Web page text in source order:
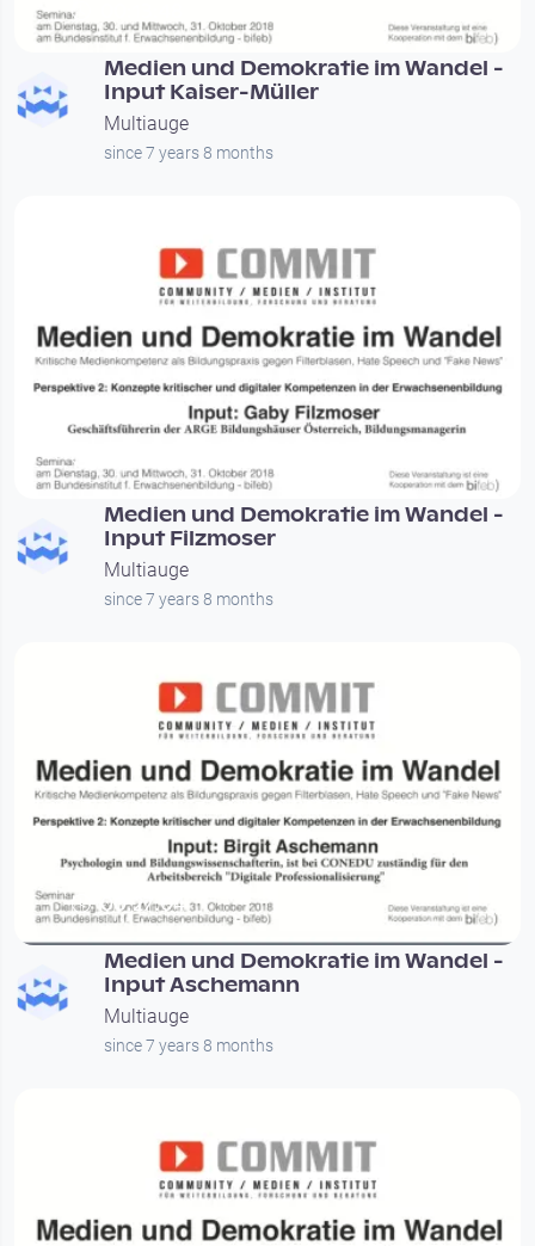
Medien und Demokratie im Wandel -
Input Kaiser-Müller
Multiauge
since 7 years 8 months
Medien und Demokratie im Wandel -
Input Filzmoser
Multiauge
since 7 years 8 months
00:27:04
Medien und Demokratie im Wandel -
Input Aschemann
Multiauge
since 7 years 8 months